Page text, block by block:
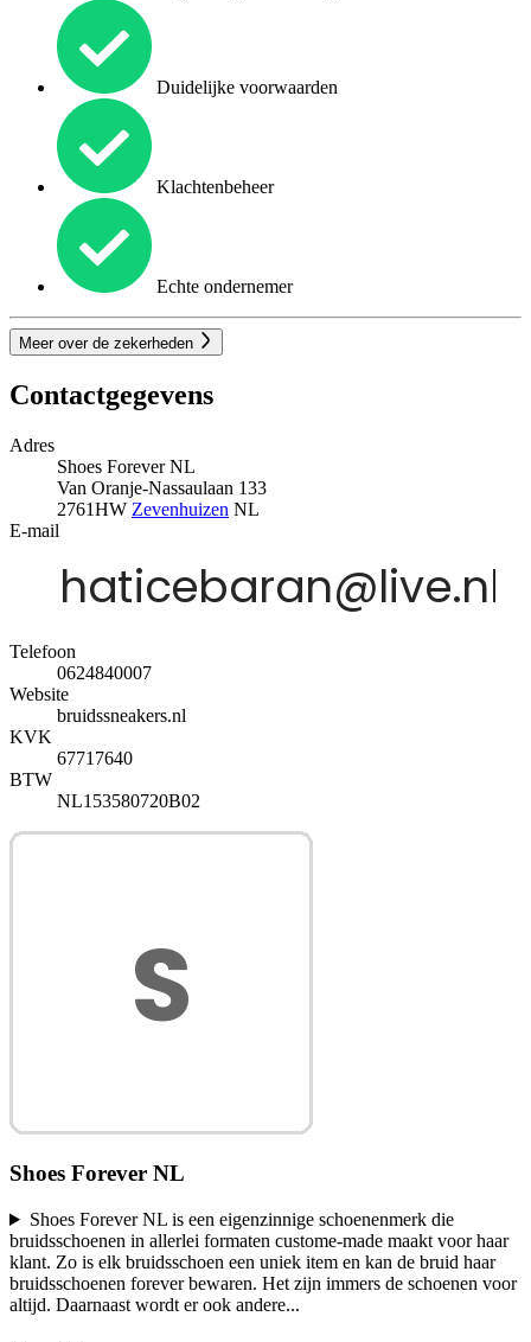
Duidelijke voorwaarden
Klachtenbeheer
Echte ondernemer
Meer over de zekerheden
Contactgegevens
Adres
Shoes Forever NL
Van Oranje-Nassaulaan 133
2761HW Zevenhuizen NL
E-mail
Telefoon
0624840007
Website
bruidssneakers.nl
KVK
67717640
BTW
NL153580720B02
Shoes Forever NL
Shoes Forever NL is een eigenzinnige schoenenmerk die
bruidsschoenen in allerlei formaten custome-made maakt voor haar
klant. Zo is elk bruidsschoen een uniek item en kan de bruid haar
bruidsschoenen forever bewaren. Het zijn immers de schoenen voor
altijd. Daarnaast wordt er ook andere...